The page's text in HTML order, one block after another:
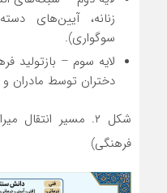
زنانه، آیین‌های
سوگواری).
لایه سوم – بازتولید
دختران توسط مادران و
شکل ۲. مسیر انتقال
فرهنگی)